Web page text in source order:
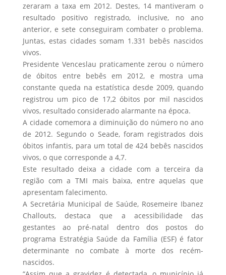
zeraram a taxa em 2012. Destes, 14 mantiveram o
resultado positivo registrado, inclusive, no ano
anterior, e sete conseguiram combater o problema.
Juntas, estas cidades somam 1.331 bebês nascidos
vivos.
Presidente Venceslau praticamente zerou o número
de óbitos entre bebês em 2012, e mostra uma
constante queda na estatística desde 2009, quando
registrou um pico de 17,2 óbitos por mil nascidos
vivos, resultado considerado alarmante na época.
A cidade comemora a diminuição do número no ano
de 2012. Segundo o Seade, foram registrados dois
óbitos infantis, para um total de 424 bebês nascidos
vivos, o que corresponde a 4,7.
Este resultado deixa a cidade com a terceira da
região com a TMI mais baixa, entre aquelas que
apresentam falecimento.
A Secretária Municipal de Saúde, Rosemeire Ibanez
Challouts, destaca que a acessibilidade das
gestantes ao pré-natal dentro dos postos do
programa Estratégia Saúde da Família (ESF) é fator
determinante no combate à morte dos recém-
nascidos.